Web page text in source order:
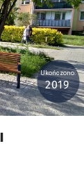
Ukończono:
2019